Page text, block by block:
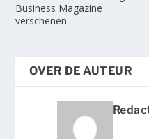
Business Magazine
verschenen
OVER DE AUTEUR